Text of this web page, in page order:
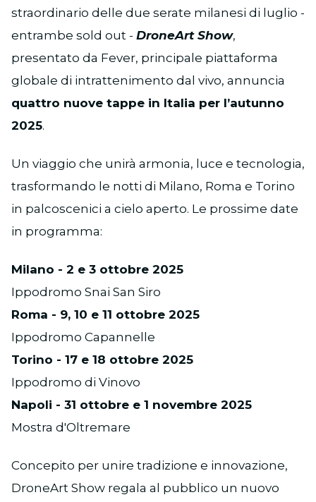
straordinario delle due serate milanesi di luglio -
entrambe sold out - DroneArt Show,
presentato da Fever, principale piattaforma
globale di intrattenimento dal vivo, annuncia
quattro nuove tappe in Italia per l’autunno
2025.
Un viaggio che unirà armonia, luce e tecnologia,
trasformando le notti di Milano, Roma e Torino
in palcoscenici a cielo aperto. Le prossime date
in programma:
Milano - 2 e 3 ottobre 2025
Ippodromo Snai San Siro
Roma - 9, 10 e 11 ottobre 2025
Ippodromo Capannelle
Torino - 17 e 18 ottobre 2025
Ippodromo di Vinovo
Napoli - 31 ottobre e 1 novembre 2025
Mostra d'Oltremare
Concepito per unire tradizione e innovazione,
DroneArt Show regala al pubblico un nuovo